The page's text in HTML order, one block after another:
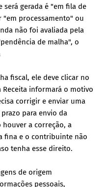
será gerada é "em fila de
"em processamento" ou
não foi avaliada pela
de malha", o
fiscal, ele deve clicar no
Receita informará o motivo
corrigir e enviar uma
para envio da
a correção, a
fina e o contribuinte não
tenha esse direito.
de origem
pessoais,